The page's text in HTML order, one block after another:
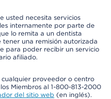
usted necesita servicios
internamente por parte de
lo remita a un dentista
una remisión autorizada
para poder recibir un servicio
afiliado.
proveedor o centro
Miembros al 1-800-813-2000
del sitio web (en inglés).